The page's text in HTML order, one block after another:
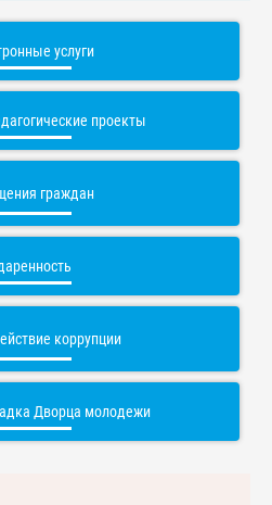
услуги
проекты
граждан
коррупции
Дворца молодежи